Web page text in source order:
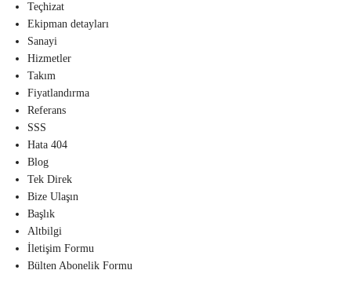
Teçhizat
Ekipman detayları
Sanayi
Hizmetler
Takım
Fiyatlandırma
Referans
SSS
Hata 404
Blog
Tek Direk
Bize Ulaşın
Başlık
Altbilgi
İletişim Formu
Bülten Abonelik Formu